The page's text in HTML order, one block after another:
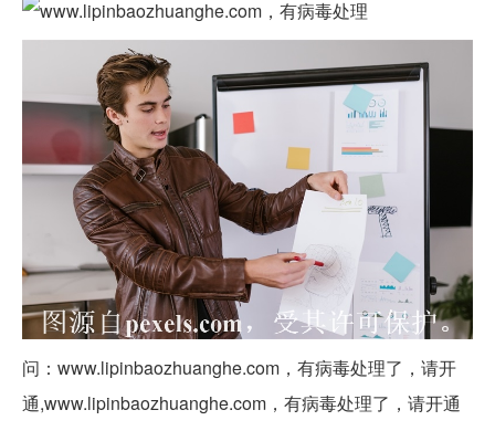
问：www.lipinbaozhuanghe.com，有病毒处理了，请开
通,www.lipinbaozhuanghe.com，有病毒处理了，请开通